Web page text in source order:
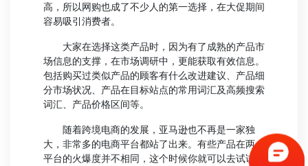
高，所以网购也成了不少人的第一选择，在大促期间
容易吸引消费者。
大家在选择这类产品时，因为有了成熟的产品市
场信息的支撑，在市场调研中，更能获取有效信息。
包括购买过类似产品的顾客有什么改进建议、产品细
分市场状况、产品在目标站点的常用词汇及高频搜索
词汇、产品价格区间等。
随着跨境电商的发展，亚马逊也不再是一家独
大，非常多的电商平台都站了出来。有些产品在两个
平台的火爆度并不相同，这个时候你就可以去试试，